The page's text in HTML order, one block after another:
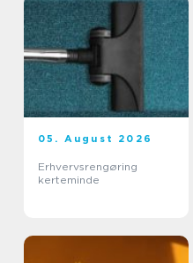
05. August 2026
Erhvervsrengøring
kerteminde